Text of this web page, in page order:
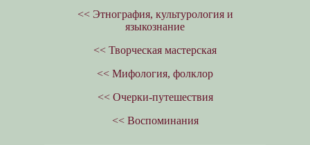
<< Этнография, культурология и
языкознание
<< Творческая мастерская
<< Мифология, фолклор
<< Очерки-путешествия
<< Воспоминания